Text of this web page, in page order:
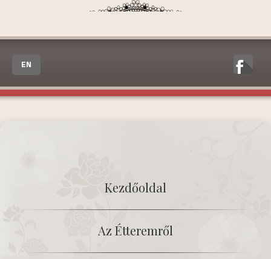
EN
Kezdőoldal
Az Étteremről